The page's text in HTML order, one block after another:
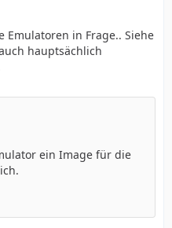
Emulatoren in Frage.. Siehe
hauptsächlich
ein Image für die